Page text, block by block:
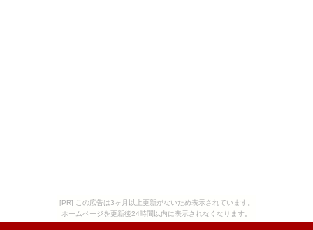
[PR] この広告は3ヶ月以上更新がないため表示されています。
ホームページを更新後24時間以内に表示されなくなります。